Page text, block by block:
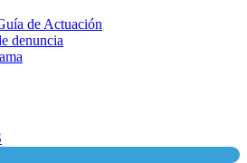
de Actuación
denuncia